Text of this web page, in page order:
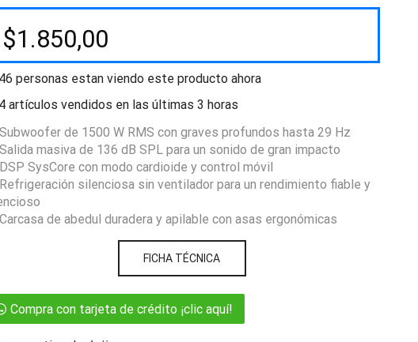
$1.850,00
personas estan viendo este producto ahora
artículos vendidos en las últimas 3 horas
Subwoofer de 1500 W RMS con graves profundos hasta 29 Hz
Salida masiva de 136 dB SPL para un sonido de gran impacto
DSP SysCore con modo cardioide y control móvil
Refrigeración silenciosa sin ventilador para un rendimiento fiable y
Carcasa de abedul duradera y apilable con asas ergonómicas
FICHA TÉCNICA
Compra con tarjeta de crédito ¡clic aquí!